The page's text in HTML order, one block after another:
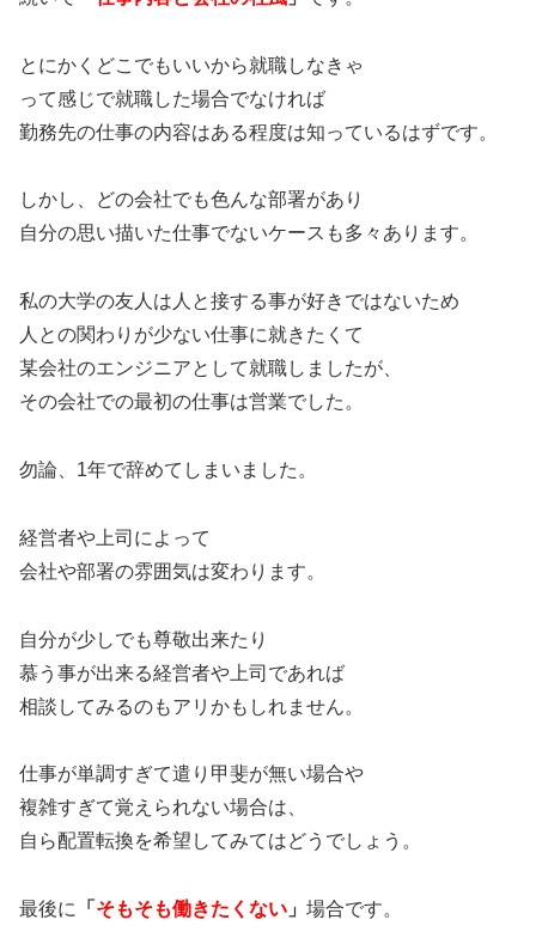
とにかくどこでもいいから就職しなきゃ
って感じで就職した場合でなければ
勤務先の仕事の内容はある程度は知っているはずです。
しかし、どの会社でも色んな部署があり
自分の思い描いた仕事でないケースも多々あります。
私の大学の友人は人と接する事が好きではないため
人との関わりが少ない仕事に就きたくて
某会社のエンジニアとして就職しましたが、
その会社での最初の仕事は営業でした。
勿論、1年で辞めてしまいました。
経営者や上司によって
会社や部署の雰囲気は変わります。
自分が少しでも尊敬出来たり
慕う事が出来る経営者や上司であれば
相談してみるのもアリかもしれません。
仕事が単調すぎて遣り甲斐が無い場合や
複雑すぎて覚えられない場合は、
自ら配置転換を希望してみてはどうでしょう。
最後に 「 そもそも働きたくない 」 場合です。